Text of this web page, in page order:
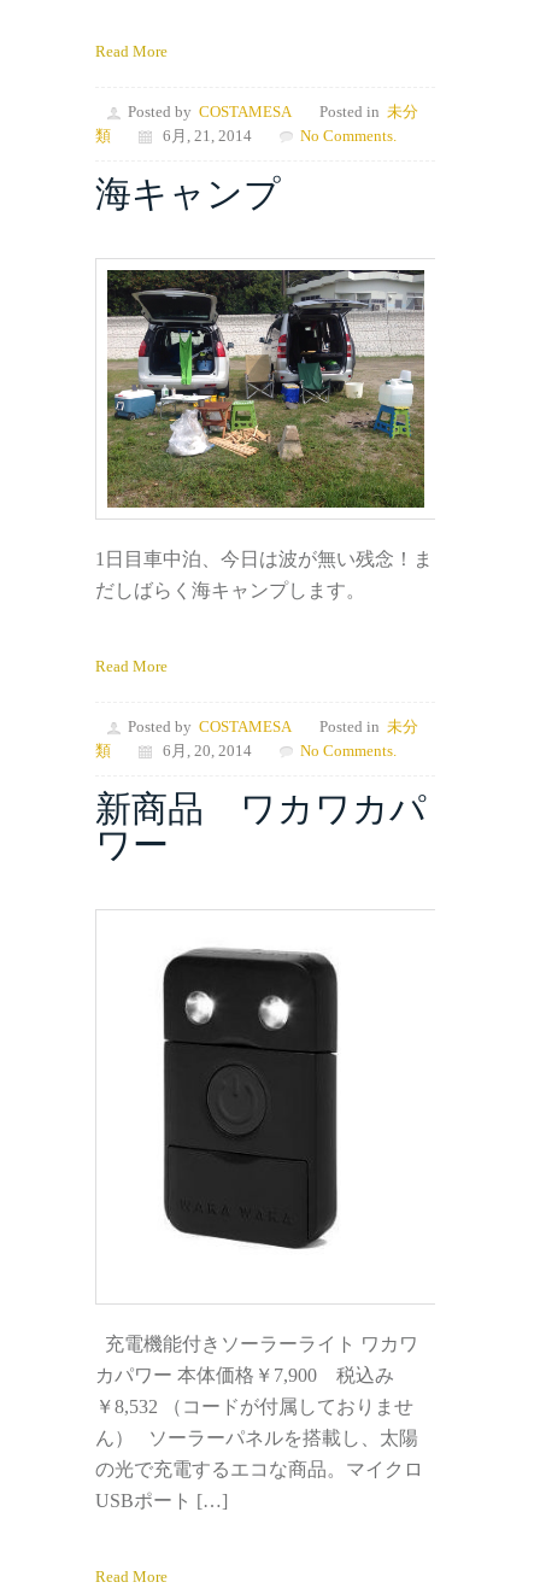
Read More
Posted by COSTAMESA Posted in 未分
類
6月, 21, 2014 No Comments.
海キャンプ
1日目車中泊、今日は波が無い残念！ま
だしばらく海キャンプします。
Read More
Posted by COSTAMESA Posted in 未分
類
6月, 20, 2014 No Comments.
新商品 ワカワカパ
ワー
充電機能付きソーラーライト ワカワ
カパワー 本体価格￥7,900 税込み
￥8,532 （コードが付属しておりませ
ん） ソーラーパネルを搭載し、太陽
の光で充電するエコな商品。マイクロ
USBポート […]
Read More